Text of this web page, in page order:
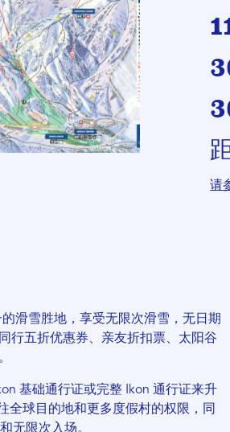
请
滑雪胜地，享受无限次滑雪，无日期
行五折优惠券、亲友折扣票、太阳谷
基础通行证或完整 Ikon 通行证来升
全球目的地和更多度假村的权限，同
无限次入场。